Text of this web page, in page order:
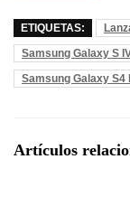
ETIQUETAS:
Samsung Galaxy S
Samsung Galaxy S4
Artículos